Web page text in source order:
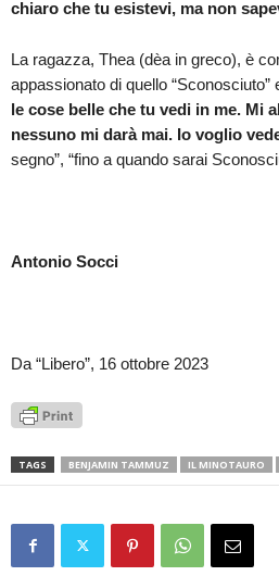
chiaro che tu esistevi, ma non
La ragazza, Thea (dèa in greco), è
appassionato di quello “Sconosciuto”
le cose belle che tu vedi in me. Mi
nessuno mi darà mai. Io voglio
segno”, “fino a quando sarai
Antonio Socci
Da “Libero”, 16 ottobre 2023
TAGS BENJAMIN TAMMUZ IL MINOTAURO